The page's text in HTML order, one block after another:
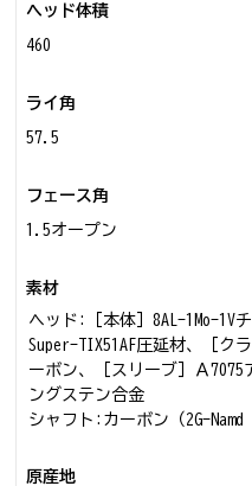
ヘッド体積
460
ライ角
57.5
フェース角
1.5オープン
素材
ヘッド:［本体］8AL-1Mo-1V
Super-TIX51AF圧延材、［ク
ーボン、［スリーブ］Ａ
ングステン合金
シャフト:カーボン（2G-
原産地